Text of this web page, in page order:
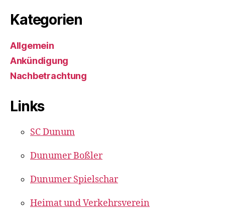
Kategorien
Allgemein
Ankündigung
Nachbetrachtung
Links
SC Dunum
Dunumer Boßler
Dunumer Spielschar
Heimat und Verkehrsverein